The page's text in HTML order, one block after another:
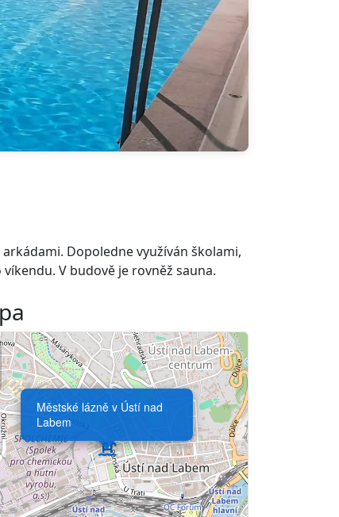
Dopoledne využíván školami,
V budově je rovněž sauna.
Městské lázně v Ústí nad
Labem